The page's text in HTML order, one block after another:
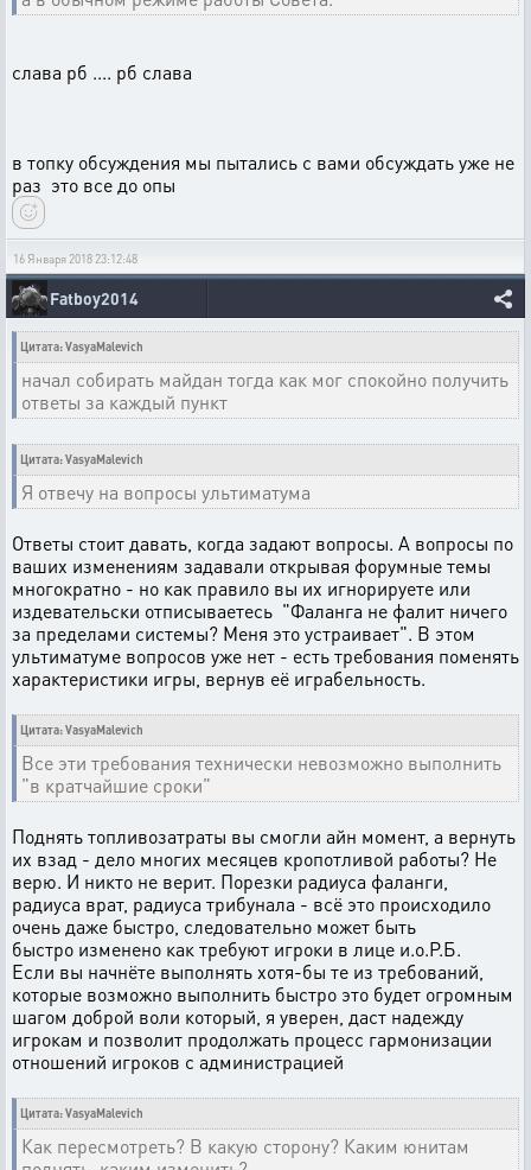
слава рб .... рб слава
в топку обсуждения мы пытались с вами обсуждать уже не
раз это все до опы
16 Января 2018 23:12:48
Fatboy2014
Цитата: VasyaMalevich
начал собирать майдан тогда как мог спокойно получить
ответы за каждый пункт
Цитата: VasyaMalevich
Я отвечу на вопросы ультиматума
Ответы стоит давать, когда задают вопросы. А вопросы по
ваших изменениям задавали открывая форумные темы
многократно - но как правило вы их игнорируете или
издевательски отписываетесь "Фаланга не фалит ничего
за пределами системы? Меня это устраивает". В этом
ультиматуме вопросов уже нет - есть требования поменять
характеристики игры, вернув её играбельность.
Цитата: VasyaMalevich
Все эти требования технически невозможно выполнить
"в кратчайшие сроки"
Поднять топливозатраты вы смогли айн момент, а вернуть
их взад - дело многих месяцев кропотливой работы? Не
верю. И никто не верит. Порезки радиуса фаланги,
радиуса врат, радиуса трибунала - всё это происходило
очень даже быстро, следовательно может быть
быстро изменено как требуют игроки в лице и.о.Р.Б.
Если вы начнёте выполнять хотя-бы те из требований,
которые возможно выполнить быстро это будет огромным
шагом доброй воли который, я уверен, даст надежду
игрокам и позволит продолжать процесс гармонизации
отношений игроков с администрацией
Цитата: VasyaMalevich
Как пересмотреть? В какую сторону? Каким юнитам